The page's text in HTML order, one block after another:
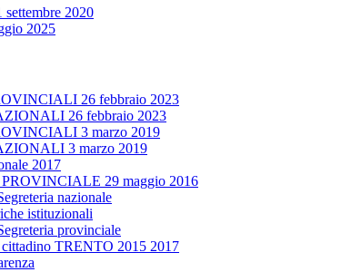
2020
2025
26 febbraio 2023
26 febbraio 2023
3 marzo 2019
3 marzo 2019
2017
29 maggio 2016
nazionale
istituzionali
provinciale
TRENTO 2015 2017